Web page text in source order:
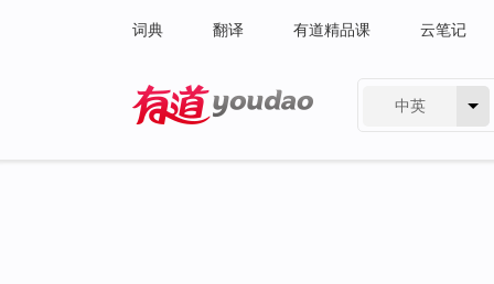
词典 翻译 有道精品课 云笔记
中英